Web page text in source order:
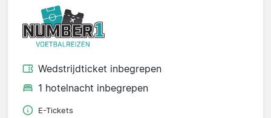
Wedstrijdticket inbegrepen
1 hotelnacht inbegrepen
E-Tickets